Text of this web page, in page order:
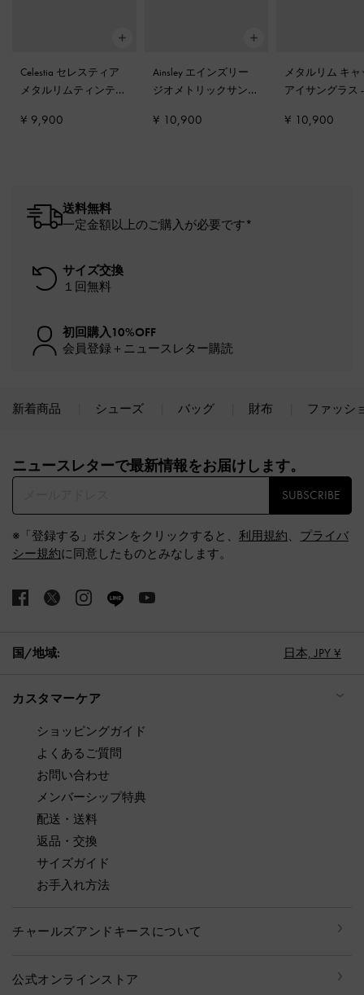
Celestia セレスティア
メタルリムティンテッ
ングラス
¥ 9,900
Ainsley エインズリー
ジオメトリックサング
¥ 10,900
メタルリム キャ
アイサングラス
¥ 10,900
送料無料
一定金額以上のご購入が必要です*
サイズ交換
１回無料
初回購入10%OFF
会員登録＋ニュースレター購読
新着商品 シューズ バッグ 財布 ファッシ
ニュースレターで最新情報をお届けします。​
SUBSCRIBE
※「登録する」ボタンをクリックすると、 利用規約、 プライバ
シー規約に同意したものとみなします。
国/地域: 日本, JPY ¥
カスタマーケア
ショッピングガイド
よくあるご質問
お問い合わせ
メンバーシップ特典
配送・送料
返品・交換
サイズガイド
お手入れ方法
チャールズアンドキースについて
公式オンラインストア